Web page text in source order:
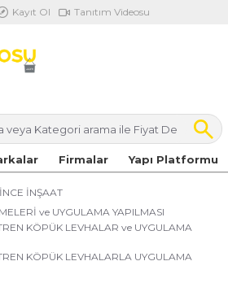
Kayıt Ol Tanıtım Videosu
Firmalar Yapı Platformu
İNCE İNŞAAT
ve UYGULAMA YAPILMASI
KÖPÜK LEVHALAR ve UYGULAMA
KÖPÜK LEVHALARLA UYGULAMA